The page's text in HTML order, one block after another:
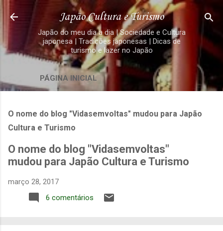
Pular para o conteúdo principal
Japão Cultura e Turismo
Japão do meu dia a dia | Sociedade e Cultura
japonesa | Tradições japonesas | Dicas de
turismo e lazer no Japão
PÁGINA INICIAL
O nome do blog "Vidasemvoltas" mudou para Japão
Cultura e Turismo
O nome do blog "Vidasemvoltas"
mudou para Japão Cultura e Turismo
março 28, 2017
6 comentários